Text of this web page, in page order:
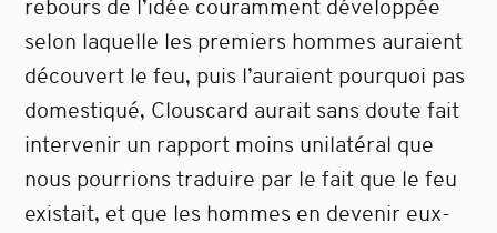
rebours de l’idée couramment développée
selon laquelle les premiers hommes auraient
découvert le feu, puis l’auraient pourquoi pas
domestiqué, Clouscard aurait sans doute fait
intervenir un rapport moins unilatéral que
nous pourrions traduire par le fait que le feu
existait, et que les hommes en devenir eux-